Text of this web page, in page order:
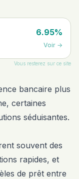
6.95%
Voir →
Vous resterez sur ce site
bancaire plus
certaines
séduisantes.
souvent des
rapides, et
de prêt entre